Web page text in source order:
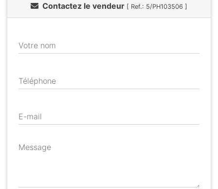
Contactez le vendeur [ Ref.: 5/PH103506 ]
Votre nom
Téléphone
E-mail
Message